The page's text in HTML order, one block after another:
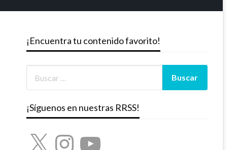
¡Encuentra tu contenido favorito!
¡Síguenos en nuestras RRSS!
X InstagramYouTube